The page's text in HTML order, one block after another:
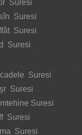
Suresi
Suresi
Suresi
Suresi
Suresi
Suresi
Suresi
Suresi
Suresi